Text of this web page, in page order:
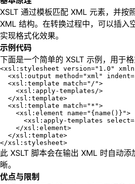
XSLT 通过模板匹配 XML 元素，并按
XML 结构。在转换过程中，可以插入
实现格式化效果。
示例代码
下面是一个简单的 XSLT 示例，用于格
<xsl:stylesheet version="1.0"
<xsl:output method="xml"
<xsl:template match="/">
<xsl:apply-templates/>
</xsl:template>
<xsl:template match="*">
<xsl:element name="{name()}">
<xsl:apply-templates
</xsl:element>
</xsl:template>
</xsl:stylesheet>
此 XSLT 脚本会在输出 XML 时自动
晰。
优点与限制